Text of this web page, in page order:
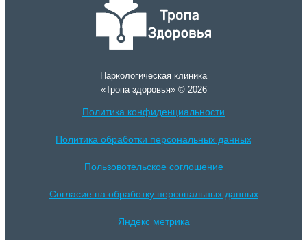
Наркологическая клиника
«Тропа здоровья» © 2026
Политика конфиденциальности
Политика обработки персональных данных
Пользовотельское соглошение
Согласие на обработку персональных данных
Яндекс метрика